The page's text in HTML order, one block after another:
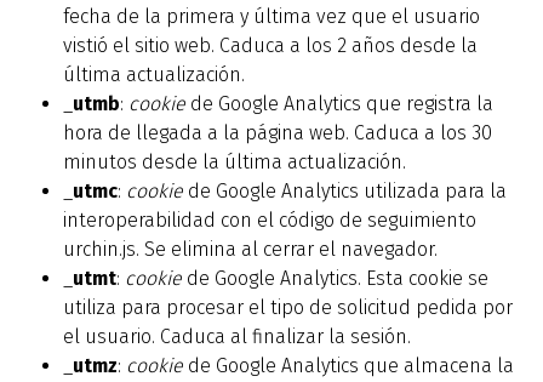
fecha de la primera y última vez que el usuario
vistió el sitio web. Caduca a los 2 años desde la
última actualización.
utmb: cookie de Google Analytics que registra la
hora de llegada a la página web. Caduca a los 30
minutos desde la última actualización.
utmc: cookie de Google Analytics utilizada para la
interoperabilidad con el código de seguimiento
urchin.js. Se elimina al cerrar el navegador.
utmt: cookie de Google Analytics. Esta cookie se
utiliza para procesar el tipo de solicitud pedida por
el usuario. Caduca al finalizar la sesión.
utmz: cookie de Google Analytics que almacena la